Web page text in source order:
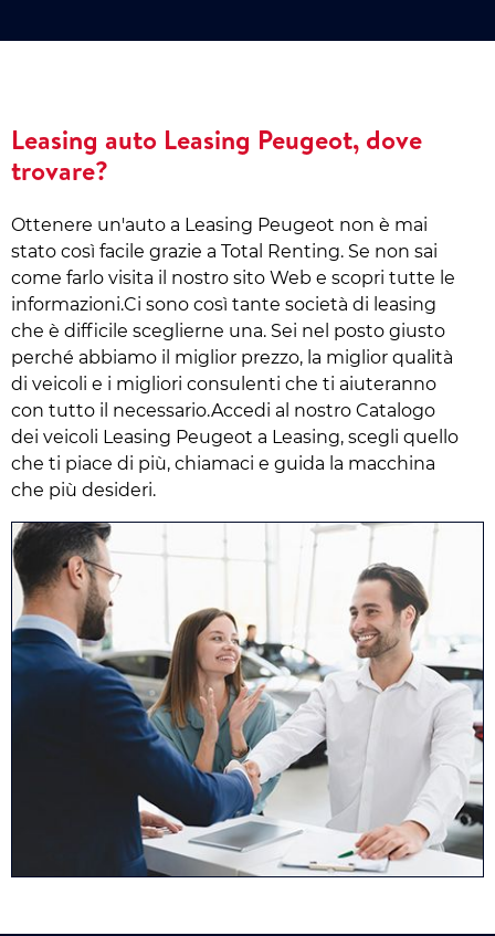
Leasing auto Leasing Peugeot, dove
trovare?
Ottenere un'auto a Leasing Peugeot non è mai
stato così facile grazie a Total Renting. Se non sai
come farlo visita il nostro sito Web e scopri tutte le
informazioni.Ci sono così tante società di leasing
che è difficile sceglierne una. Sei nel posto giusto
perché abbiamo il miglior prezzo, la miglior qualità
di veicoli e i migliori consulenti che ti aiuteranno
con tutto il necessario.Accedi al nostro Catalogo
dei veicoli Leasing Peugeot a Leasing, scegli quello
che ti piace di più, chiamaci e guida la macchina
che più desideri.